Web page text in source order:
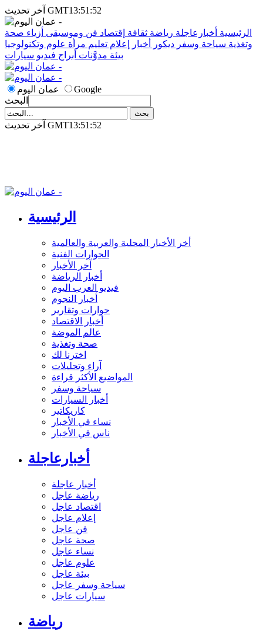
آخر تحديث GMT13:51:52
الرئيسية أخبارعاجلة رياضة ثقافة إقتصاد فن وموسيقى أزياء صحة
وتغذية سياحة وسفر ديكور أخبار إعلام تعليم مرأة علوم وتكنولوجيا
بيئة مدوَّنات أبراج فيديو سيارات
عمان اليوم
Google
البحث
آخر تحديث GMT13:51:52
الرئيسية
أخر الأخبار المحلية والعربية والعالمية
الحوارات الفنية
آخر الأخبار
أخبار الرياضة
فيديو العرب اليوم
أخبار النجوم
حوارات وتقارير
أخبار الاقتصاد
عالم الموضة
صحة وتغذية
اخترنا لك
آراء وتحليلات
المواضيع الأكثر قراءة
سياحة وسفر
أخبار السيارات
كاريكاتير
نساء في الأخبار
ناس في الأخبار
أخبارعاجلة
أخبار عاجلة
رياضة عاجل
اقتصاد عاجل
إعلام عاجل
فن عاجل
صحة عاجل
نساء عاجل
علوم عاجل
بيئة عاجل
سياحة وسفر عاجل
سيارات عاجل
رياضة